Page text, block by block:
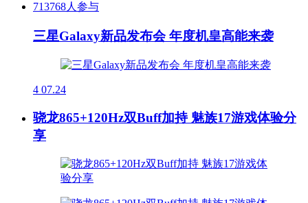
713768人参与
三星Galaxy新品发布会 年度机皇高能来袭
4 07.24
骁龙865+120Hz双Buff加持 魅族17游戏体验分
享